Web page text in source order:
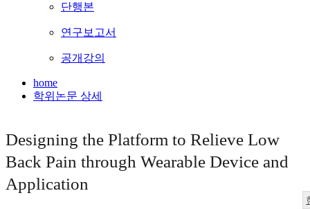
단행본
연구보고서
공개강의
home
학위논문 상세
Designing the Platform to Relieve Low
Back Pain through Wearable Device and
Application